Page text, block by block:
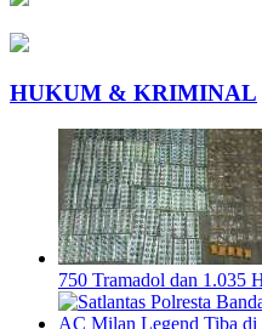
HUKUM & KRIMINAL
750 Tramadol dan 1.035